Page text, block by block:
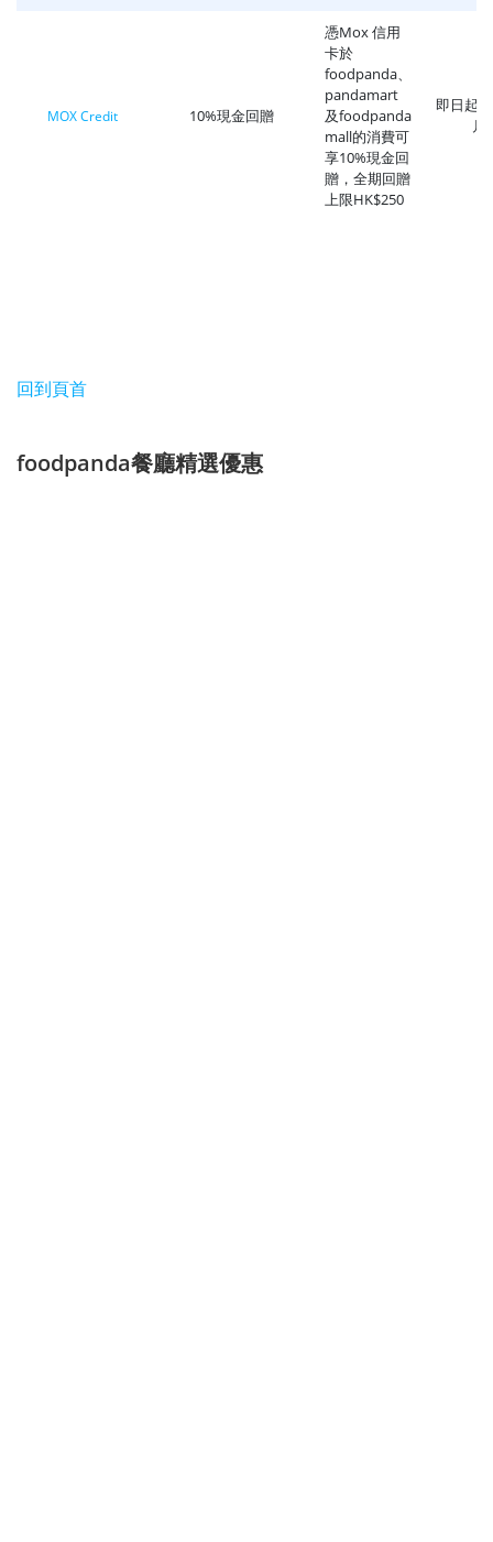
MOX Credit 10%現金回贈
憑Mox 信用
卡於
foodpanda、
pandamart
及foodpanda
mall的消費可
享10%現金回
贈，全期回贈
上限HK$250
即日起
月
回到頁首
foodpanda餐廳精選優惠